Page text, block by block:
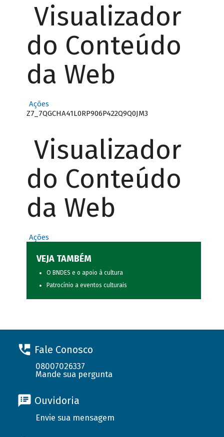
Visualizador
do Conteúdo
da Web
Ações
Z7_7QGCHA41L0RP906P422Q9Q0JM3
Visualizador
do Conteúdo
da Web
Ações
VEJA TAMBÉM
O BNDES e o apoio à cultura
Patrocínio a eventos culturais
Fale Conosco
08007026337
Mande sua pergunta
Ouvidoria
Envie sua mensagem